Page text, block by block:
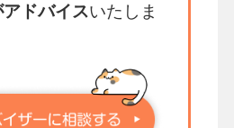
アドバイスいたしま